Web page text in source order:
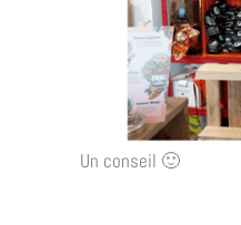
Un conseil 🙂